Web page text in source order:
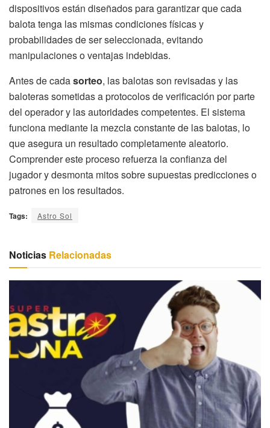
dispositivos están diseñados para garantizar que cada
balota tenga las mismas condiciones físicas y
probabilidades de ser seleccionada, evitando
manipulaciones o ventajas indebidas.
Antes de cadasorteo, las balotas son revisadas y las
baloteras sometidas a protocolos de verificación por parte
del operador y las autoridades competentes. El sistema
funciona mediante la mezcla constante de las balotas, lo
que asegura un resultado completamente aleatorio.
Comprender este proceso refuerza la confianza del
jugador y desmonta mitos sobre supuestas predicciones o
patrones en los resultados.
Tags: Astro Sol
Noticias Relacionadas